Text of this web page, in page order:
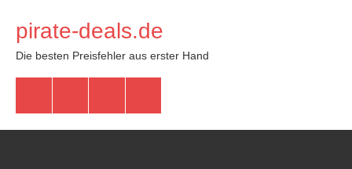
Inhalt
springen
pirate-deals.de
Die besten Preisfehler aus erster Hand